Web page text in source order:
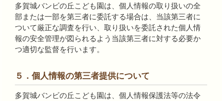
多賀城バンビの丘こども園は、個人情報の取り扱いの全
部または一部を第三者に委託する場合は、当該第三者に
ついて厳正な調査を行い、取り扱いを委託された個人情
報の安全管理が図られるよう当該第三者に対する必要か
つ適切な監督を行います。
５．個人情報の第三者提供について
多賀城バンビの丘こども園は、個人情報保護法等の法令